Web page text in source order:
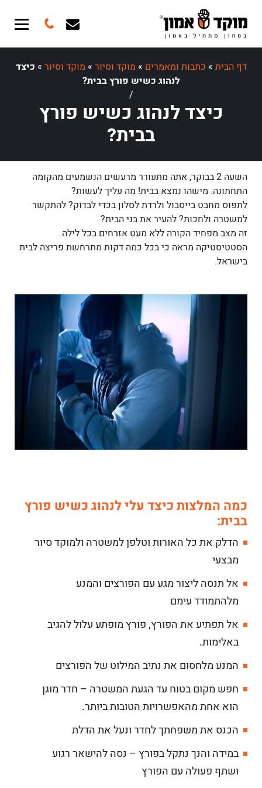
דף הבית » כתבות ומאמרים » מוקד וסיור » מוקד וסיור » כיצד
לנהוג כשיש פורץ בבית?
/
כיצד לנהוג כשיש פורץ
בבית?
השעה 2 בבוקר, אתה מתעורר מרעשים הנשמעים מהקומה
התחתונה. מישהו נמצא בבית! מה עליך לעשות?
לתפוס מחבט בייסבול ולרדת לסלון בכדי לבדוק? להתקשר
למשטרה ולחכות? להעיר את בני הבית?
זה מצב מפחיד הקורה ללא מעט אזרחים בכל לילה.
הסטטיסטיקה מראה כי בכל כמה דקות מתרחשת פריצה לבית
בישראל.
כמה המלצות כיצד עלי לנהוג כשיש פורץ
בבית:
הדלק את כל האורות וטלפן למשטרה ולמוקד סיור
מבצעי
אל תנסה ליצור מגע עם הפורצים והמנע
מלהתמודד עימם
אל תפתיע את הפורץ, פורץ מופתע עלול להגיב
באלימות.
המנע מלחסום את נתיב המילוט של הפורצים
חפש מקום בטוח עד הגעת המשטרה – חדר מוגן
הוא אחת מהאפשרויות הטובות ביותר.
הכנס את משפחתך לחדר ונעל את הדלת
במידה והנך נתקל בפורץ – נסה להישאר רגוע
ושתף פעולה עם הפורץ